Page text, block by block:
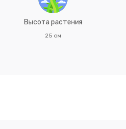
Высота растения
25 см